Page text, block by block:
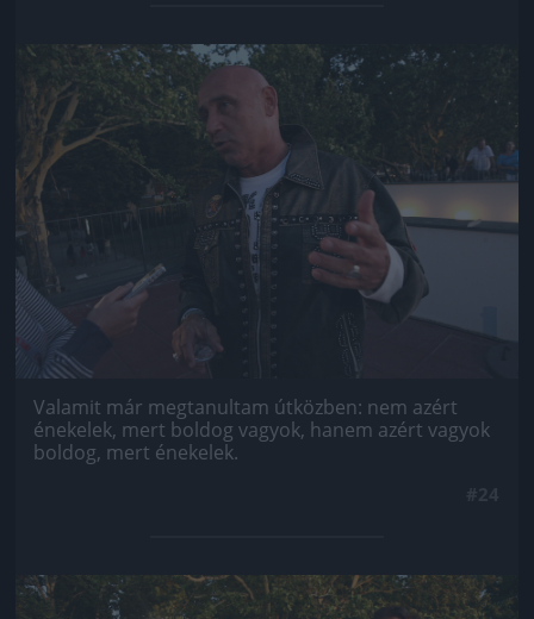
Jön még kép!
Valamit már megtanultam útközben: nem azért
énekelek, mert boldog vagyok, hanem azért vagyok
boldog, mert énekelek.
Jön még kép!